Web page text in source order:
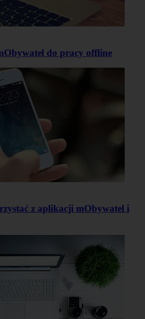
do pracy offline
z aplikacji mObywatel i